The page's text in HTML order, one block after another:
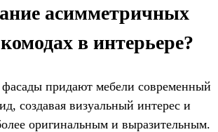
асимметричных
в интерьере?
придают мебели современный
создавая визуальный интерес и
оригинальным и выразительным.